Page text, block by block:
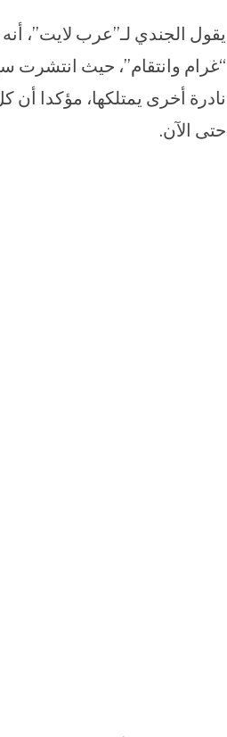
يقول الجندي لـ”عرب لايت”،
“غرام وانتقام”، حيث انتشرت
نادرة أخرى يمتلكها، مؤكدا
حتى الآن.